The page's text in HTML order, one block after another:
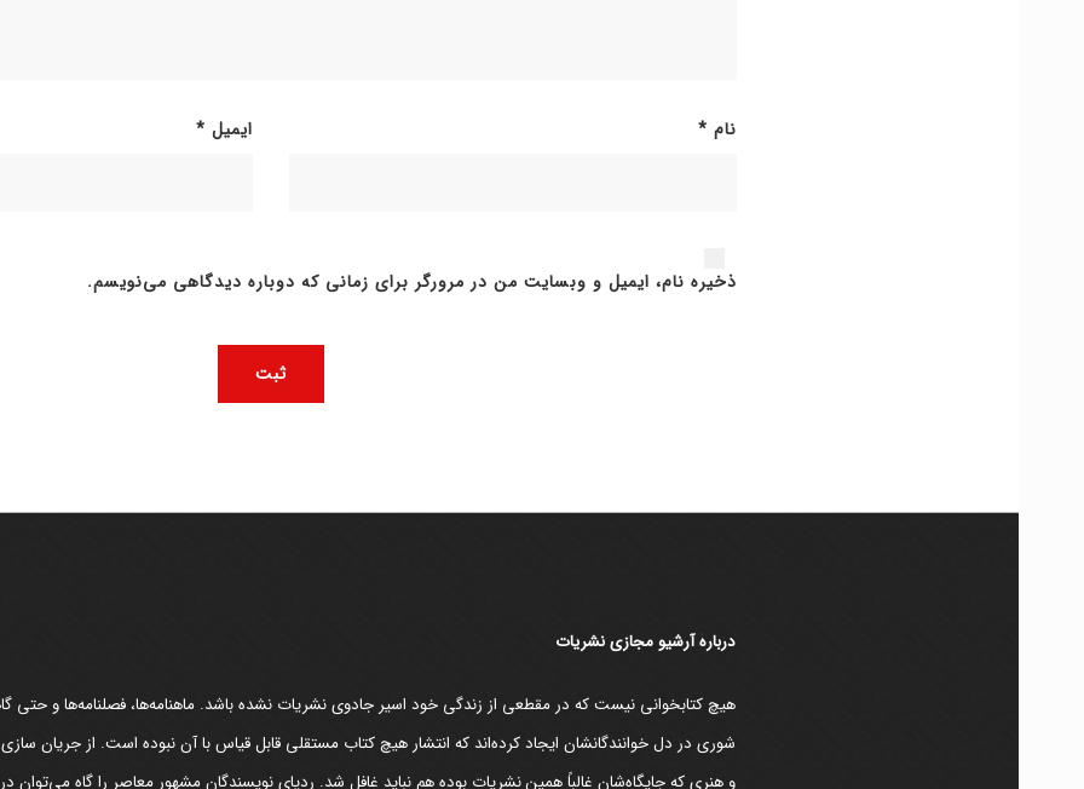
نام * ایمیل *
ذخیره نام، ایمیل و وبسایت من در مرورگر برای زمانی که دوباره دیدگاهی می‌نویسم.
دربارۀ آرشیو مجازی نشریات
هیچ کتابخوانی نیست که در مقطعی از زندگی خود اسیر جادوی نشریات نشده باشد. ماهنامه‌ها، فصلنامه‌ها و حتی
شوری در دل خوانندگانشان ایجاد کرده‌اند که انتشار هیچ کتاب مستقلی قابل قیاس با آن نبوده است. از جریان
و هنری که جایگاه‌شان غالباً همین نشریات بوده هم نباید غافل شد. ردپای نویسندگان مشهور معاصر را گاه می‌توان